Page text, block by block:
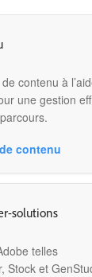
contenu à
une gestion
contenu
solutions
telles
Stock et